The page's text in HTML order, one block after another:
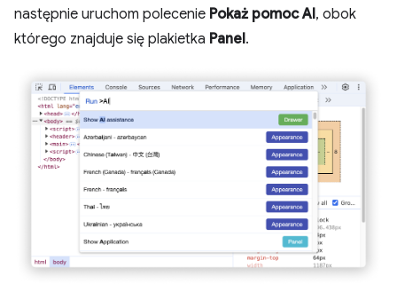
następnie uruchom polecenie Pokaż pomoc AI, obok
którego znajduje się plakietka Panel.